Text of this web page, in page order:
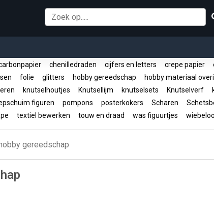
chenilledraden cijfers en letters crepe papier
folie glitters hobby gereedschap hobby materiaal
knutselhoutjes Knutsellijm knutselsets Knutselverf
figuren pompons posterkokers Scharen
textiel bewerken touw en draad was figuurtjes
gereedschap